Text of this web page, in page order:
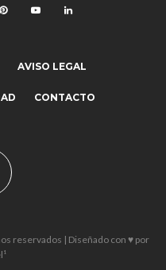
AVISO LEGAL
CONTACTO
reservados | Diseñado con ♥ por